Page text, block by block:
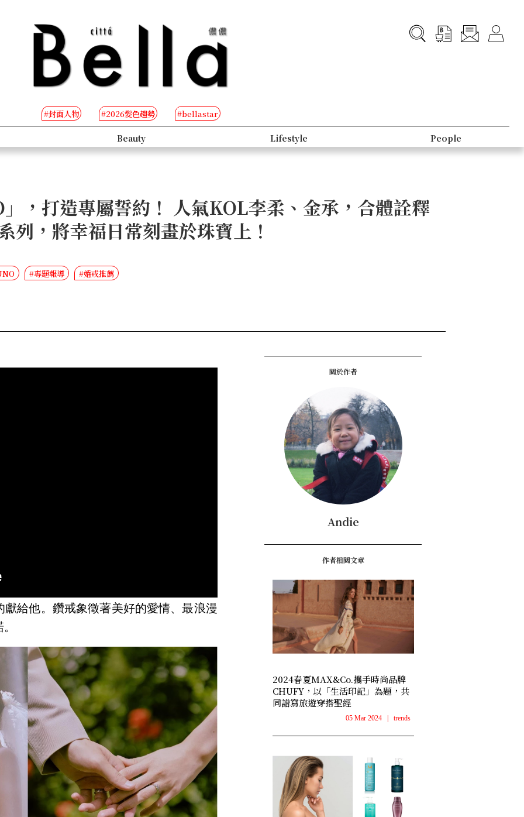
#封面人物 #2026髮色趨勢 #bellastar
Beauty Lifestyle People
，打造專屬誓約！ 人氣KOL李柔、金承，合體詮釋
列，將幸福日常刻畫於珠寶上！
#專題報導 #婚戒推薦
給他。鑽戒象徵著美好的愛情、最浪漫
關於作者
Andie
作者相關文章
2024春夏MAX&Co.攜手時尚品牌
CHUFY，以「生活印記」為題，共
同譜寫旅遊穿搭聖經
05 Mar 2024 trends